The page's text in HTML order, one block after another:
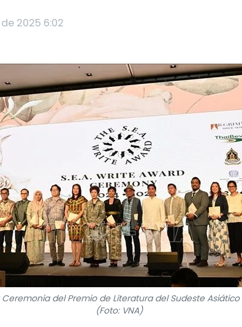
2025 6:02
del Premio de Literatura del Sudeste Asiático
(Foto: VNA)